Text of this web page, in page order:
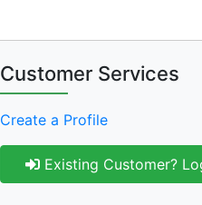
Customer Services
Create a Profile
Existing Customer?